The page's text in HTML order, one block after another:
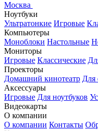
Москва
Ноутбуки
Ультратонкие Игровые
Компьютеры
Моноблоки Настольные
Мониторы
Игровые Классические
Проекторы
Домашний кинотеатр Для
Аксессуары
Игровые Для ноутбуков
Видеокарты
О компании
О компании Контакты